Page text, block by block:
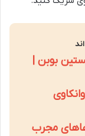
بوبن |
مجرب